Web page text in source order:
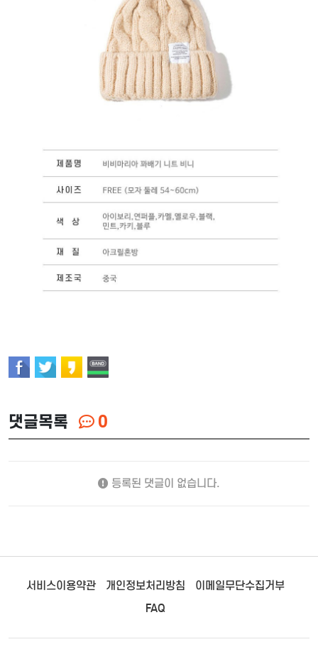
댓글목록 0
등록된 댓글이 없습니다.
서비스이용약관 개인정보처리방침
이메일무단수집거부
FAQ